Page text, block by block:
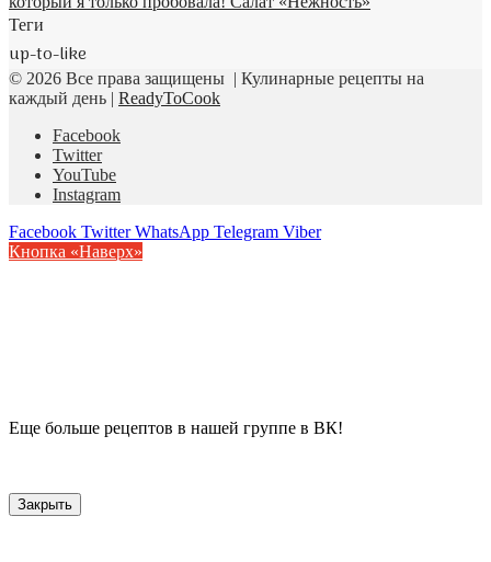
Теги
up-to-like
© 2026 Все права защищены | Кулинарные рецепты на
каждый день | ReadyToCook
Facebook
Twitter
YouTube
Instagram
Facebook Twitter WhatsApp Telegram Viber
Кнопка «Наверх»
Еще больше рецептов в нашей группе в ВК!
Закрыть